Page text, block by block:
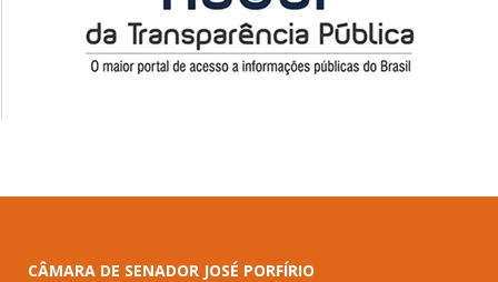
CÂMARA DE SENADOR JOSÉ PORFÍRIO